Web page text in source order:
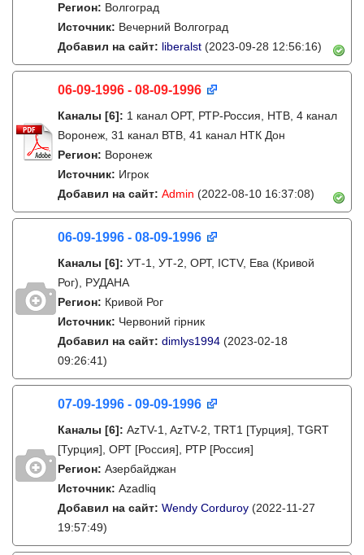
Регион: Волгоград
Источник: Вечерний Волгоград
Добавил на сайт: liberalst (2023-09-28 12:56:16)
06-09-1996 - 08-09-1996
Каналы [6]: 1 канал ОРТ, РТР-Россия, НТВ, 4 канал
Воронеж, 31 канал ВТВ, 41 канал НТК Дон
Регион: Воронеж
Источник: Игрок
Добавил на сайт: Admin (2022-08-10 16:37:08)
06-09-1996 - 08-09-1996
Каналы [6]: УТ-1, УТ-2, ОРТ, ICTV, Ева (Кривой
Рог), РУДАНА
Регион: Кривой Рог
Источник: Червоний гірник
Добавил на сайт: dimlys1994 (2023-02-18
09:26:41)
07-09-1996 - 09-09-1996
Каналы [6]: AzTV-1, AzTV-2, TRT1 [Турция], TGRT
[Турция], ОРТ [Россия], РТР [Россия]
Регион: Азербайджан
Источник: Azadliq
Добавил на сайт: Wendy Corduroy (2022-11-27
19:57:49)